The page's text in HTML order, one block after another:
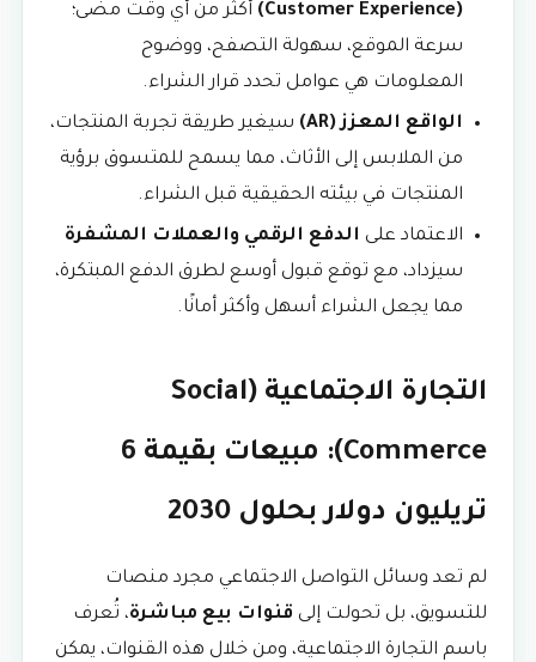
(Customer Experience)
أكثر من أي وقت مضى؛
سرعة الموقع، سهولة التصفح، ووضوح
المعلومات هي عوامل تحدد قرار الشراء.
الواقع المعزز (AR)
سيغير طريقة تجربة المنتجات،
من الملابس إلى الأثاث، مما يسمح للمتسوق برؤية
المنتجات في بيئته الحقيقية قبل الشراء.
الاعتماد على الدفع الرقمي والعملات المشفرة
سيزداد، مع توقع قبول أوسع لطرق الدفع المبتكرة،
مما يجعل الشراء أسهل وأكثر أمانًا.
التجارة الاجتماعية (Social
Commerce): مبيعات بقيمة 6
تريليون دولار بحلول 2030
لم تعد وسائل التواصل الاجتماعي مجرد منصات
للتسويق، بل تحولت إلى قنوات بيع مباشرة، تُعرف
باسم التجارة الاجتماعية، ومن خلال هذه القنوات، يمكن